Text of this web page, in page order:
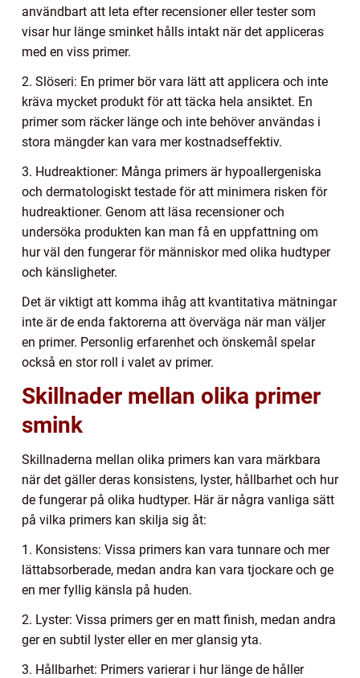
användbart att leta efter recensioner eller tester som
visar hur länge sminket hålls intakt när det appliceras
med en viss primer.
2. Slöseri: En primer bör vara lätt att applicera och inte
kräva mycket produkt för att täcka hela ansiktet. En
primer som räcker länge och inte behöver användas i
stora mängder kan vara mer kostnadseffektiv.
3. Hudreaktioner: Många primers är hypoallergeniska
och dermatologiskt testade för att minimera risken för
hudreaktioner. Genom att läsa recensioner och
undersöka produkten kan man få en uppfattning om
hur väl den fungerar för människor med olika hudtyper
och känsligheter.
Det är viktigt att komma ihåg att kvantitativa mätningar
inte är de enda faktorerna att överväga när man väljer
en primer. Personlig erfarenhet och önskemål spelar
också en stor roll i valet av primer.
Skillnader mellan olika primer
smink
Skillnaderna mellan olika primers kan vara märkbara
när det gäller deras konsistens, lyster, hållbarhet och hur
de fungerar på olika hudtyper. Här är några vanliga sätt
på vilka primers kan skilja sig åt:
1. Konsistens: Vissa primers kan vara tunnare och mer
lättabsorberade, medan andra kan vara tjockare och ge
en mer fyllig känsla på huden.
2. Lyster: Vissa primers ger en matt finish, medan andra
ger en subtil lyster eller en mer glansig yta.
3. Hållbarhet: Primers varierar i hur länge de håller